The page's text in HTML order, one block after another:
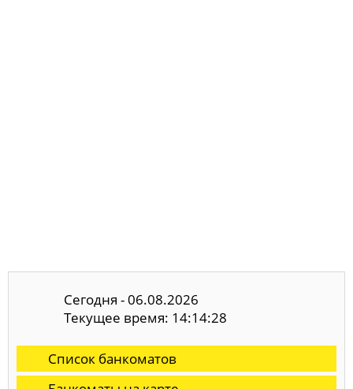
Сегодня - 06.08.2026
Текущее время: 14:14:28
Список банкоматов